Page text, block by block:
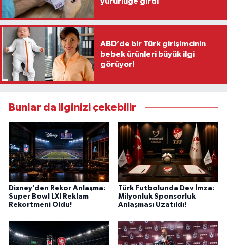
ABD’de bir Türk girişimcinin
bebek ürünleri büyük ilgi
görüyor!
Bunlar da ilginizi çekebilir
Disney’den Rekor Anlaşma:
Super Bowl LXI Reklam
Rekortmeni Oldu!
Türk Futbolunda Dev İmza:
Milyonluk Sponsorluk
Anlaşması Uzatıldı!